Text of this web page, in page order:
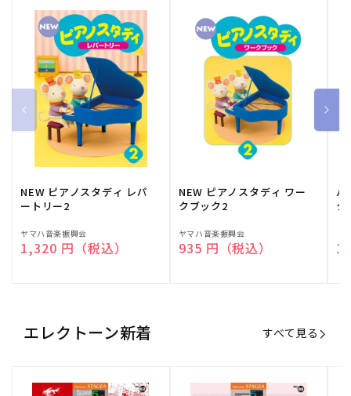
NEW ピアノスタディ レパ
ートリー2
販
売
ヤマハ音楽振興会
通常価格
1,320 円（税込）
NEW ピアノスタディ ワー
クブック2
販
売
ヤマハ音楽振興会
通常価格
935 円（税込）
バ
ク
売
エレクトーン新着 すべて見る